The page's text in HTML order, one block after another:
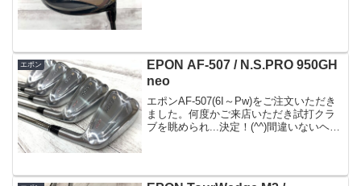
エポン
EPON AF-507 / N.S.PRO 950GH
neo
エポンAF-507(6I～Pw)をご注文いただき
ました。何度かご来店いただき試打クラ
ブを眺められ...決定！(^^)間違いないヘッ